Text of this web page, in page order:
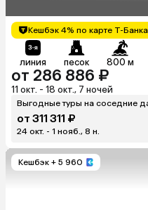
Кешбэк 4% по карте Т-Банка
линия песок 800 м
от 286 886 ₽
11 окт. - 18 окт., 7 ночей
Выгодные туры на соседние
от 311 311 ₽
24 окт. - 1 нояб., 8 н.
Кешбэк + 5 960